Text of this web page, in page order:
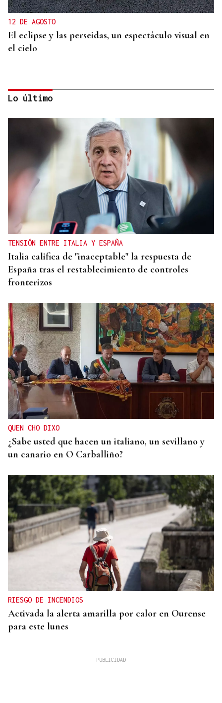
12 DE AGOSTO
El eclipse y las perseidas, un espectáculo visual en
el cielo
ORÁCULO DAS BURGAS
Horóscopo del día: domingo, 9 de agosto
Lo último
TENSIÓN ENTRE ITALIA Y ESPAÑA
Italia califica de "inaceptable" la respuesta de
España tras el restablecimiento de controles
fronterizos
QUEN CHO DIXO
¿Sabe usted que hacen un italiano, un sevillano y
un canario en O Carballiño?
RIESGO DE INCENDIOS
Activada la alerta amarilla por calor en Ourense
para este lunes